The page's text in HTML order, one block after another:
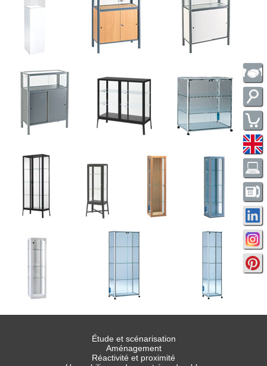
Étude et scénarisation
Aménagement
Réactivité et proximité